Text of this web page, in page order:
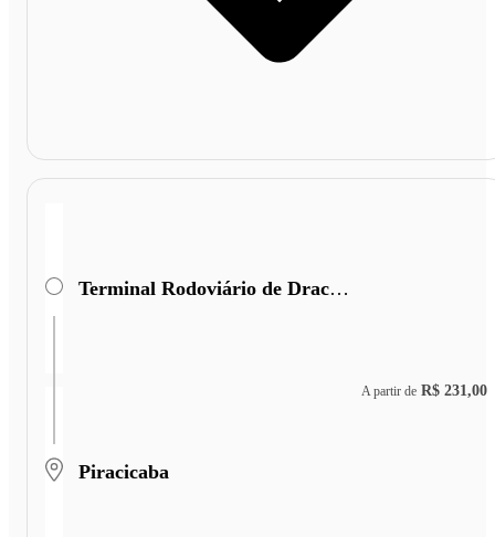
Terminal Rodoviário de Dracena
Piracicaba
A partir de R$ 231,00